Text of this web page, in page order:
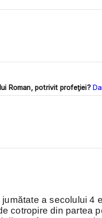
Roman, potrivit profeţiei?
a secolului 4
cotropire din partea